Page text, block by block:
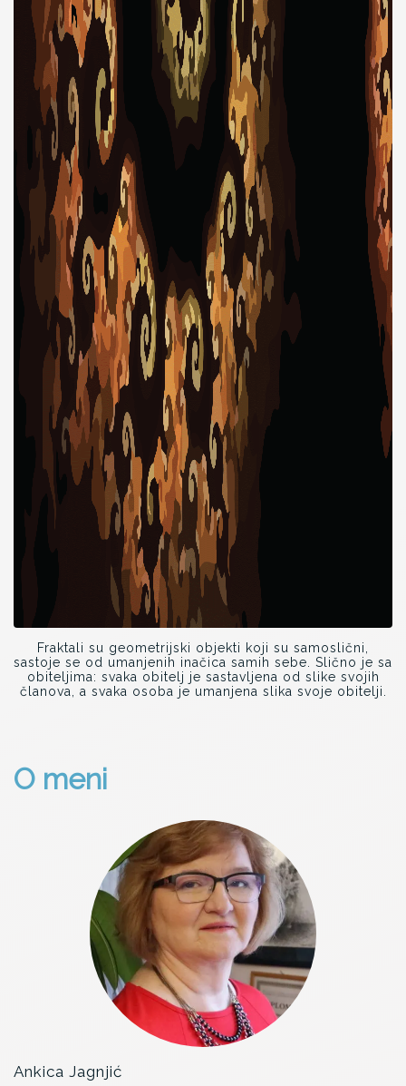
Fraktali su geometrijski objekti koji su samoslični,
sastoje se od umanjenih inačica samih sebe. Slično je sa
obiteljima: svaka obitelj je sastavljena od slike svojih
članova, a svaka osoba je umanjena slika svoje obitelji.
O meni
Ankica Jagnjić